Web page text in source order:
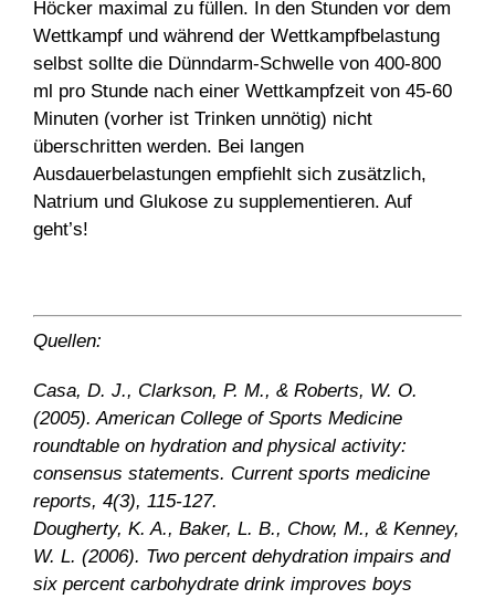
Höcker maximal zu füllen. In den Stunden vor dem
Wettkampf und während der Wettkampfbelastung
selbst sollte die Dünndarm-Schwelle von 400-800
ml pro Stunde nach einer Wettkampfzeit von 45-60
Minuten (vorher ist Trinken unnötig) nicht
überschritten werden. Bei langen
Ausdauerbelastungen empfiehlt sich zusätzlich,
Natrium und Glukose zu supplementieren. Auf
geht’s!
Quellen:
Casa, D. J., Clarkson, P. M., & Roberts, W. O.
(2005). American College of Sports Medicine
roundtable on hydration and physical activity:
consensus statements. Current sports medicine
reports, 4(3), 115-127.
Dougherty, K. A., Baker, L. B., Chow, M., & Kenney,
W. L. (2006). Two percent dehydration impairs and
six percent carbohydrate drink improves boys